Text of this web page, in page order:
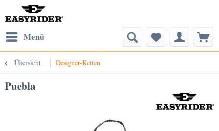
Menü
Übersicht Designer-Ketten
Puebla